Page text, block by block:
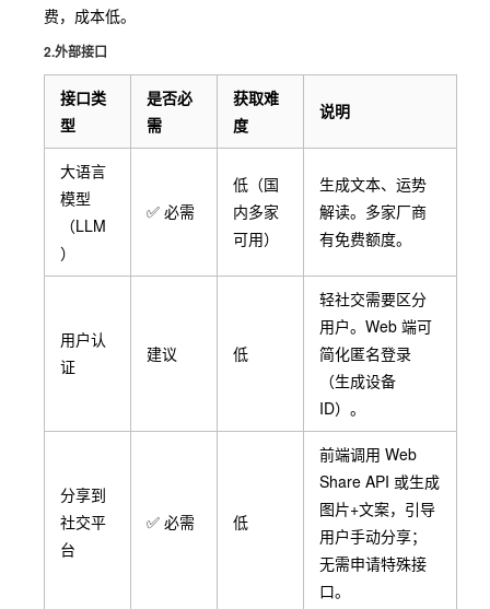
费，成本低。
2.外部接口
接口类
型
是否必
需
获取难
度
说明
大语言
模型
（LLM
）
✅ 必需
低（国
内多家
可用）
生成文本、运势
解读。多家厂商
有免费额度。
用户认
证
建议 低
轻社交需要区分
用户。Web 端可
简化匿名登录
（生成设备
ID）。
分享到
社交平
台
✅ 必需 低
前端调用 Web
Share API 或生成
图片+文案，引导
用户手动分享；
无需申请特殊接
口。